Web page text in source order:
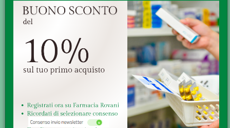
€ 23,40 € 5,09
ACQUISTA
FORTINI MULTI FIBRE FRAG
200ML
FORTINI MULTI FIBRE VAN
200ML